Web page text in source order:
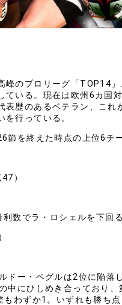
峰のプロリーグ「TOP14
ている。現在は欧州6カ国
表歴のあるベテラン、こ
行っている。
節を終えた時点の上位6チ
）
数でラ・ロシェルを下回る
ドー・ベグルは2位に陥
中にひしめき合っており
わずか1。いずれも勝ち